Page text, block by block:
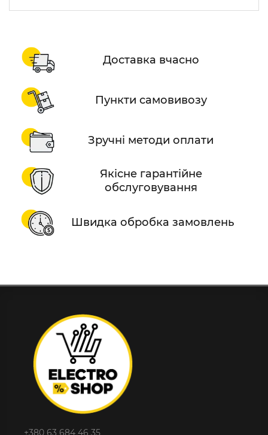
Доставка вчасно
Пункти самовивозу
Зручні методи оплати
Якісне гарантійне
обслуговування
Швидка обробка замовлень
+380 63 684 46 35